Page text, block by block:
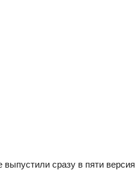
сразу в пяти